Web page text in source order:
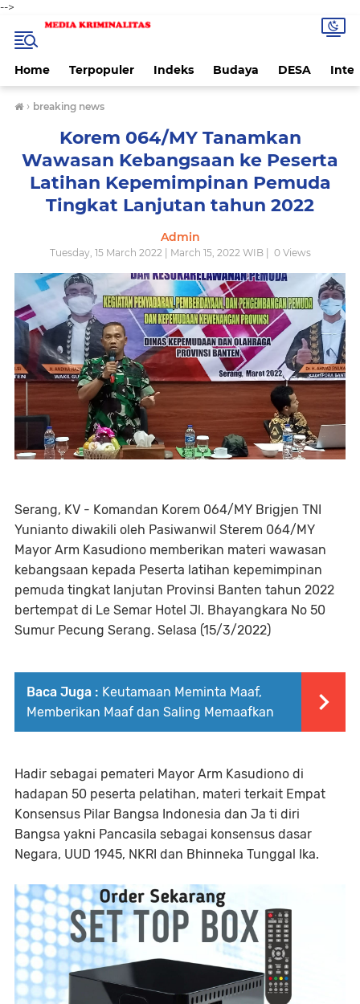
-->
Home Terpopuler Indeks Budaya DESA
› breaking news
Korem 064/MY Tanamkan
Wawasan Kebangsaan ke Peserta
Latihan Kepemimpinan Pemuda
Tingkat Lanjutan tahun 2022
Admin
Tuesday, 15 March 2022 | March 15, 2022 WIB | 0Views
Serang, KV - Komandan Korem 064/MY Brigjen TNI
Yunianto diwakili oleh Pasiwanwil Sterem 064/MY
Mayor Arm Kasudiono memberikan materi wawasan
kebangsaan kepada Peserta latihan kepemimpinan
pemuda tingkat lanjutan Provinsi Banten tahun 2022
bertempat di Le Semar Hotel Jl. Bhayangkara No 50
Sumur Pecung Serang. Selasa (15/3/2022)
Baca Juga : Keutamaan Meminta Maaf,
Memberikan Maaf dan Saling Memaafkan
Hadir sebagai pemateri Mayor Arm Kasudiono di
hadapan 50 peserta pelatihan, materi terkait Empat
Konsensus Pilar Bangsa Indonesia dan Ja ti diri
Bangsa yakni Pancasila sebagai konsensus dasar
Negara, UUD 1945, NKRI dan Bhinneka Tunggal Ika.